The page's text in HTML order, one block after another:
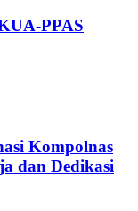
PPAS
Kompolnas
dan Dedikasi